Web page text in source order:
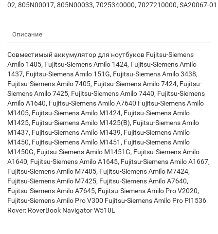
02, 805N00017, 805N00033, 7025340000, 7027210000, SA20067-01
Описание
Совместимый аккумулятор для ноутбуков Fujitsu-Siemens
Amilo 1405, Fujitsu-Siemens Amilo 1424, Fujitsu-Siemens Amilo
1437, Fujitsu-Siemens Amilo 151G, Fujitsu-Siemens Amilo 3438,
Fujitsu-Siemens Amilo 7405, Fujitsu-Siemens Amilo 7424, Fujitsu-
Siemens Amilo 7425, Fujitsu-Siemens Amilo 7440, Fujitsu-Siemens
Amilo A1640, Fujitsu-Siemens Amilo A7640 Fujitsu-Siemens Amilo
M1405, Fujitsu-Siemens Amilo M1424, Fujitsu-Siemens Amilo
M1425, Fujitsu-Siemens Amilo M1425(B), Fujitsu-Siemens Amilo
M1437, Fujitsu-Siemens Amilo M1439, Fujitsu-Siemens Amilo
M1450, Fujitsu-Siemens Amilo M1451, Fujitsu-Siemens Amilo
M1450G, Fujitsu-Siemens Amilo M1451G, Fujitsu-Siemens Amilo
A1640, Fujitsu-Siemens Amilo A1645, Fujitsu-Siemens Amilo A1667,
Fujitsu-Siemens Amilo M7405, Fujitsu-Siemens Amilo M7424,
Fujitsu-Siemens Amilo M7425, Fujitsu-Siemens Amilo A7640,
Fujitsu-Siemens Amilo A7645, Fujitsu-Siemens Amilo Pro V2020,
Fujitsu-Siemens Amilo Pro V300 Fujitsu-Siemens Amilo Pro PI1536
Rover: RoverBook Navigator W510L